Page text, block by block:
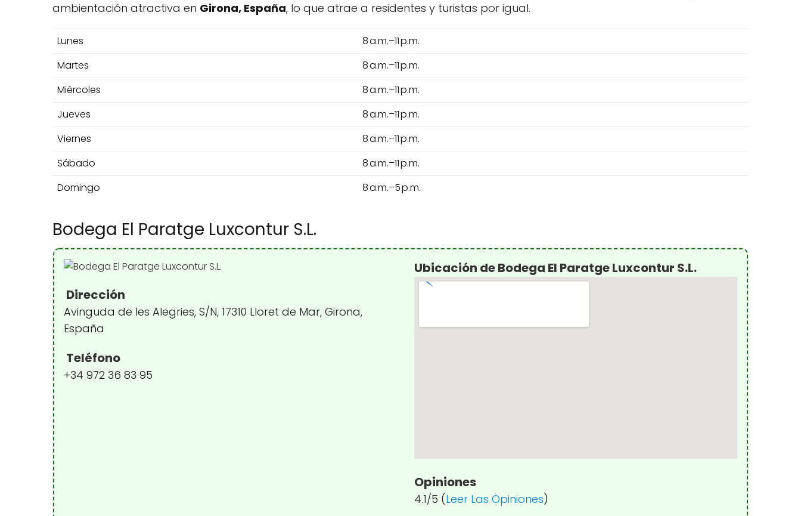
ambientación atractiva en Girona, España, lo que atrae a residentes y turistas por igual.
Lunes
8 a.m.–11 p.m.
Martes
8 a.m.–11 p.m.
Miércoles
8 a.m.–11 p.m.
Jueves
8 a.m.–11 p.m.
Viernes
8 a.m.–11 p.m.
Sábado
8 a.m.–11 p.m.
Domingo
8 a.m.–5 p.m.
Bodega El Paratge Luxcontur S.L.
Dirección
Avinguda de les Alegries, S/N, 17310 Lloret de Mar, Girona,
España
Teléfono
+34 972 36 83 95
Ubicación de Bodega El Paratge Luxcontur S.L.
Opiniones
4.1/5 (Leer Las Opiniones)